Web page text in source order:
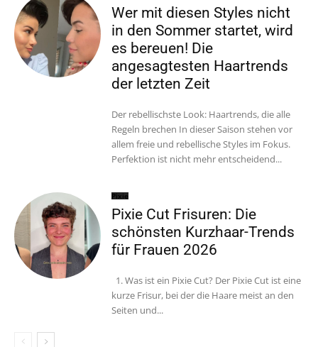
Wer mit diesen Styles nicht
in den Sommer startet, wird
es bereuen! Die
angesagtesten Haartrends
der letzten Zeit
Der rebellischste Look: Haartrends, die alle
Regeln brechen In dieser Saison stehen vor
allem freie und rebellische Styles im Fokus.
Perfektion ist nicht mehr entscheidend...
Pixie
Pixie Cut Frisuren: Die
schönsten Kurzhaar-Trends
für Frauen 2026
1. Was ist ein Pixie Cut? Der Pixie Cut ist eine
kurze Frisur, bei der die Haare meist an den
Seiten und...